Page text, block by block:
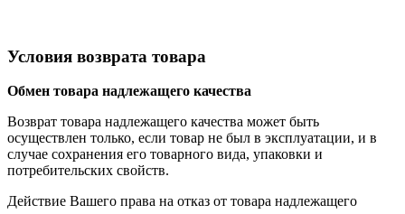
Условия возврата товара
Обмен товара надлежащего качества
Возврат товара надлежащего качества может быть
осуществлен только, если товар не был в эксплуатации, и в
случае сохранения его товарного вида, упаковки и
потребительских свойств.
Действие Вашего права на отказ от товара надлежащего